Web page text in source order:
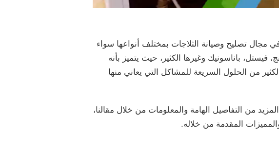
مجال تصليح وصيانة الثلاجات بمختلف أنواعها سواء
فيستل، باناسونيك وغيرها الكثير، حيث يتميز بأنه
من الحلول السريعة للمشاكل التي يعاني منها
من التفاصيل الهامة والمعلومات من خلال مقالنا،
المقدمة من خلاله.